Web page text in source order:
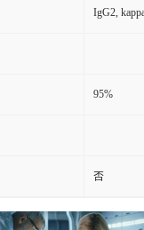
IgG2,
95%
否